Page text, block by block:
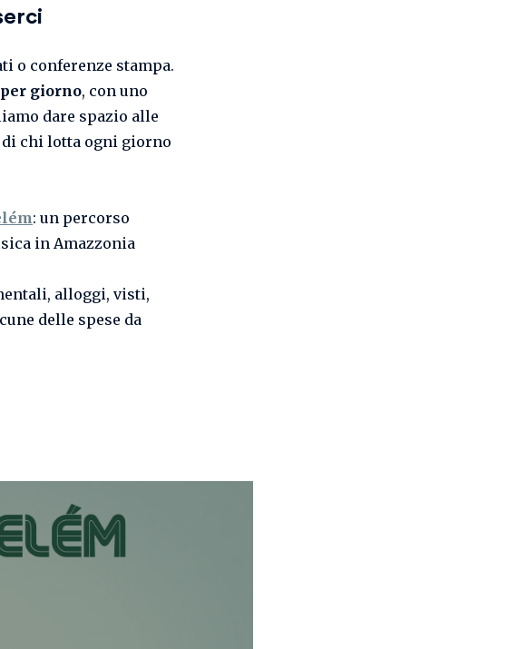
o conferenze stampa.
giorno, con uno
dare spazio alle
chi lotta ogni giorno
: un percorso
in Amazzonia
alloggi, visti,
delle spese da